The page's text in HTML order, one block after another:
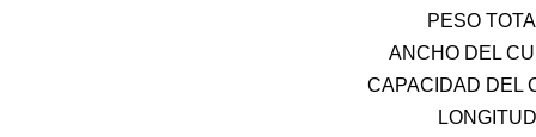
PESO
ANCHO DEL
CAPACIDAD DEL
LONGITUD